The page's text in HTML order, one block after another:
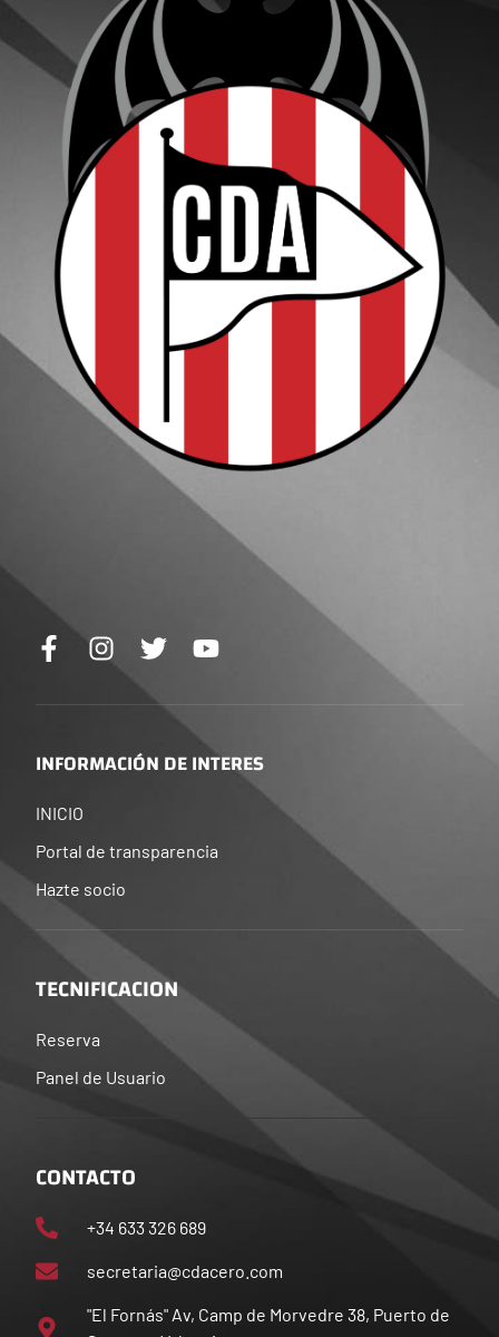
INFORMACIÓN DE INTERES
INICIO
Portal de transparencia
Hazte socio
TECNIFICACION
Reserva
Panel de Usuario
CONTACTO
+34 633 326 689
secretaria@cdacero.com
"El Fornás" Av, Camp de Morvedre 38, Puerto de